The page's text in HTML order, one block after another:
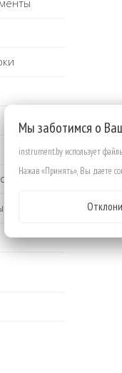
Мы заботимся о
instrument.by использует
Нажав «Принять», Вы даете